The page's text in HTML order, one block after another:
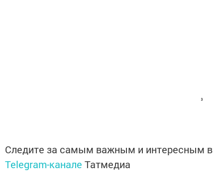
Следите за самым важным и интересным в
Telegram-канале Татмедиа